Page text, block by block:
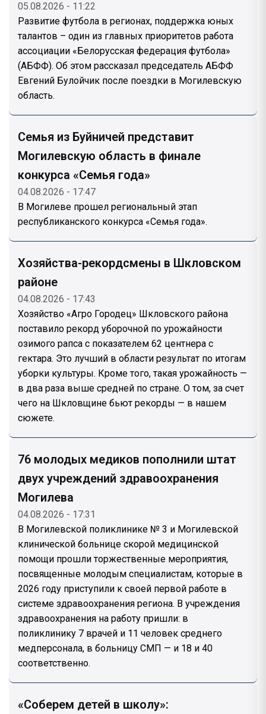
05.08.2026 - 11:22
Развитие футбола в регионах, поддержка юных
талантов – один из главных приоритетов работа
ассоциации «Белорусская федерация футбола»
(АБФФ). Об этом рассказал председатель АБФФ
Евгений Булойчик после поездки в Могилевскую
область.
Семья из Буйничей представит
Могилевскую область в финале
конкурса «Семья года»
04.08.2026 - 17:47
В Могилеве прошел региональный этап
республиканского конкурса «Семья года».
Хозяйства-рекордсмены в Шкловском
районе
04.08.2026 - 17:43
Хозяйство «Агро Городец» Шкловского района
поставило рекорд уборочной по урожайности
озимого рапса с показателем 62 центнера с
гектара. Это лучший в области результат по итогам
уборки культуры. Кроме того, такая урожайность —
в два раза выше средней по стране. О том, за счет
чего на Шкловщине бьют рекорды — в нашем
сюжете.
76 молодых медиков пополнили штат
двух учреждений здравоохранения
Могилева
04.08.2026 - 17:31
В Могилевской поликлинике № 3 и Могилевской
клинической больнице скорой медицинской
помощи прошли торжественные мероприятия,
посвященные молодым специалистам, которые в
2026 году приступили к своей первой работе в
системе здравоохранения региона. В учреждения
здравоохранения на работу пришли: в
поликлинику 7 врачей и 11 человек среднего
медперсонала, в больницу СМП — и 18 и 40
соответственно.
«Соберем детей в школу»: